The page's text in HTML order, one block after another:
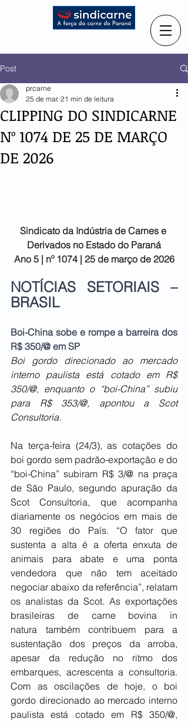
Post
CLIPPING DO SINDICARNE
Nº 1074 DE 25 DE MARÇO
DE 2026
prcarne
25 de mar. 21 min de leitura
Sindicato da Indústria de Carnes e
Derivados no Estado do Paraná
Ano 5 | nº 1074 | 25 de março de 2026
NOTÍCIAS SETORIAIS –
BRASIL
Boi-China sobe e rompe a barreira dos
R$ 350/@ em SP
Boi gordo direcionado ao mercado
interno paulista está cotado em R$
350/@, enquanto o “boi-China” subiu
para R$ 353/@, apontou a Scot
Consultoria.
Na terça-feira (24/3), as cotações do
boi gordo sem padrão-exportação e do
“boi-China” subiram R$ 3/@ na praça
de São Paulo, segundo apuração da
Scot Consultoria, que acompanha
diariamente os negócios em mais de
30 regiões do País. “O fator que
sustenta a alta é a oferta enxuta de
animais para abate e uma ponta
vendedora que não tem aceitado
negociar abaixo da referência”, relatam
os analistas da Scot. As exportações
brasileiras de carne bovina in
natura também contribuem para a
sustentação dos preços da arroba,
apesar da redução no ritmo dos
embarques, acrescenta a consultoria.
Com as oscilações de hoje, o boi
gordo direcionado ao mercado interno
paulista está cotado em R$ 350/@,